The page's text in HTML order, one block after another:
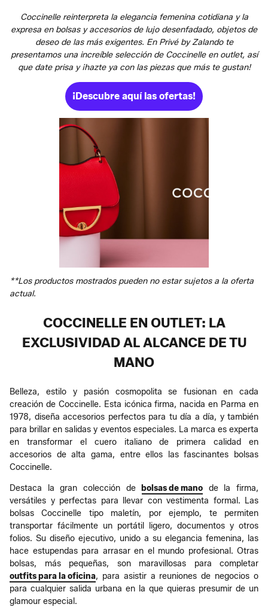
Coccinelle reinterpreta la elegancia femenina cotidiana y la
expresa en bolsas y accesorios de lujo desenfadado, objetos de
deseo de las más exigentes. En Privé by Zalando te
presentamos una increíble selección de Coccinelle en outlet, así
que date prisa y ¡hazte ya con las piezas que más te gustan!
¡Descubre aquí las ofertas!
**Los productos mostrados pueden no estar sujetos a la oferta
actual.
COCCINELLE EN OUTLET: LA
EXCLUSIVIDAD AL ALCANCE DE TU
MANO
Belleza, estilo y pasión cosmopolita se fusionan en cada
creación de Coccinelle. Esta icónica firma, nacida en Parma en
1978, diseña accesorios perfectos para tu día a día, y también
para brillar en salidas y eventos especiales. La marca es experta
en transformar el cuero italiano de primera calidad en
accesorios de alta gama, entre ellos las fascinantes bolsas
Coccinelle.
Destaca la gran colección de bolsas de mano de la firma,
versátiles y perfectas para llevar con vestimenta formal. Las
bolsas Coccinelle tipo maletín, por ejemplo, te permiten
transportar fácilmente un portátil ligero, documentos y otros
folios. Su diseño ejecutivo, unido a su elegancia femenina, las
hace estupendas para arrasar en el mundo profesional. Otras
bolsas, más pequeñas, son maravillosas para completar
outfits para la oficina, para asistir a reuniones de negocios o
para cualquier salida urbana en la que quieras presumir de un
glamour especial.